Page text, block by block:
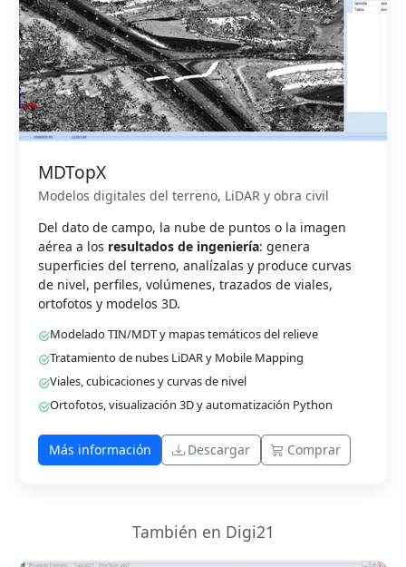
MDTopX
Modelos digitales del terreno, LiDAR y obra civil
Del dato de campo, la nube de puntos o la imagen
aérea a los resultados de ingeniería: genera
superficies del terreno, analízalas y produce curvas
de nivel, perfiles, volúmenes, trazados de viales,
ortofotos y modelos 3D.
Modelado TIN/MDT y mapas temáticos del relieve
Tratamiento de nubes LiDAR y Mobile Mapping
Viales, cubicaciones y curvas de nivel
Ortofotos, visualización 3D y automatización Python
Más información Descargar Comprar
También en Digi21